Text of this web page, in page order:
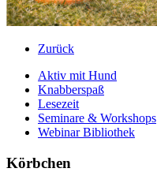
Zurück
Aktiv mit Hund
Knabberspaß
Lesezeit
Seminare & Workshops
Webinar Bibliothek
Körbchen